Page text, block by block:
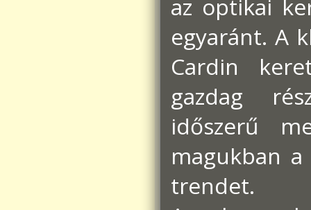
az optikai
egyaránt. A
Cardin
gazdag
időszerű
magukban
trendet.